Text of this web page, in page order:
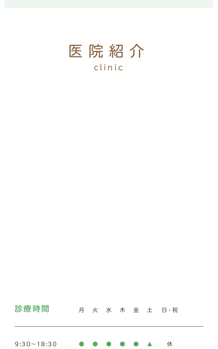
医院紹介
clinic
診療時間 月 火 水 木 金 土 日・祝
9:30～18:30 ● ● ● ● ● ▲ 休